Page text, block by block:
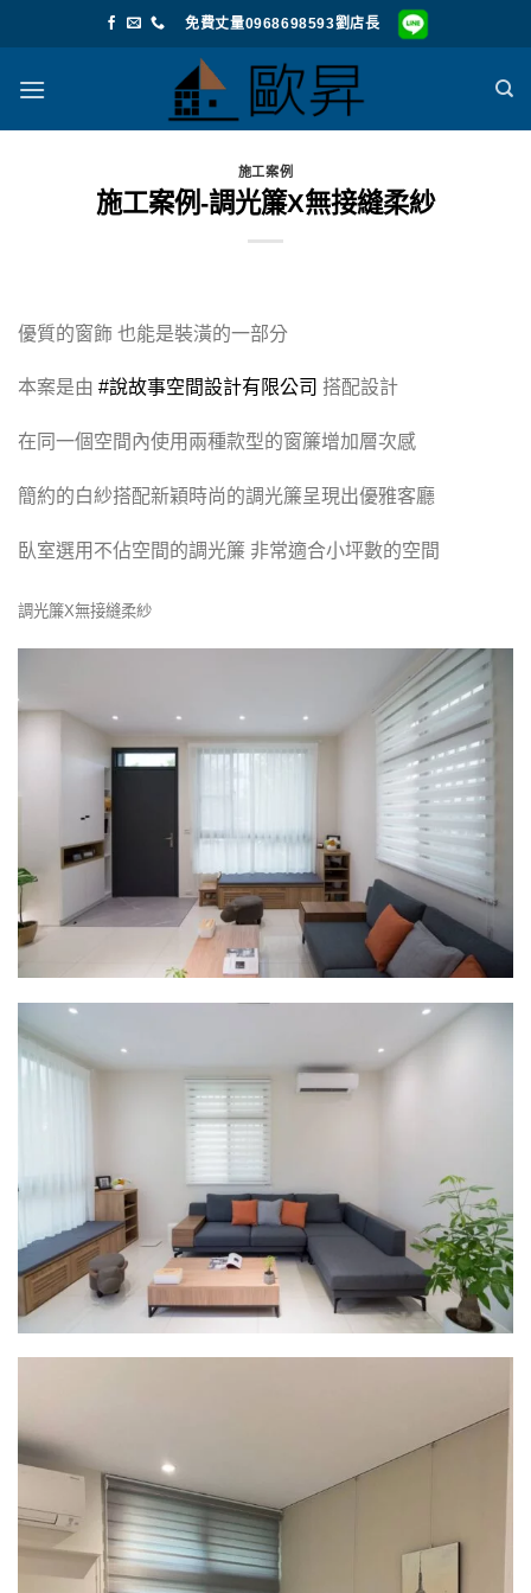
to
免費丈量0968698593劉店長
施工案例
施工案例-調光簾X無接縫柔紗
優質的窗飾 也能是裝潢的一部分
本案是由 #說故事空間設計有限公司 搭配設計
在同一個空間內使用兩種款型的窗簾增加層次感
簡約的白紗搭配新穎時尚的調光簾呈現出優雅客廳
臥室選用不佔空間的調光簾 非常適合小坪數的空間
調光簾X無接縫柔紗